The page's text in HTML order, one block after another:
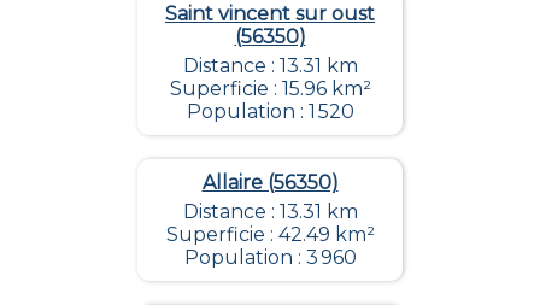
Saint vincent sur oust
(56350)
Distance : 13.31 km
Superficie : 15.96 km²
Population : 1 520
Allaire (56350)
Distance : 13.31 km
Superficie : 42.49 km²
Population : 3 960